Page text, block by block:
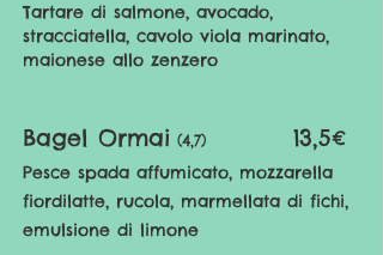
Tartare di salmone, avocado,
stracciatella, cavolo viola marinato,
maionese allo zenzero
Bagel Ormai (4,7) 13,5€
Pesce spada affumicato, mozzarella
fiordilatte, rucola, marmellata di fichi,
emulsione di limone